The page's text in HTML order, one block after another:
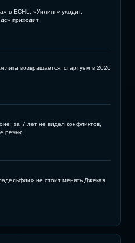
в ECHL: «Уилинг» уходит,
приходит
лига возвращается: стартуем в 2026
за 7 лет не видел конфликтов,
речью
не стоит менять Джекая